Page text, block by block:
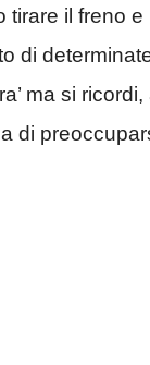
tirare il freno
di
ma si
di